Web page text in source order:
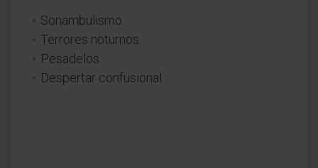
Sonambulismo.
Terrores noturnos.
Pesadelos.
Despertar confusional.